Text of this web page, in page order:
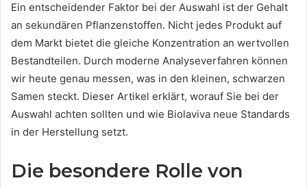
Ein entscheidender Faktor bei der Auswahl ist der Gehalt
an sekundären Pflanzenstoffen. Nicht jedes Produkt auf
dem Markt bietet die gleiche Konzentration an wertvollen
Bestandteilen. Durch moderne Analyseverfahren können
wir heute genau messen, was in den kleinen, schwarzen
Samen steckt. Dieser Artikel erklärt, worauf Sie bei der
Auswahl achten sollten und wie Biolaviva neue Standards
in der Herstellung setzt.
Die besondere Rolle von